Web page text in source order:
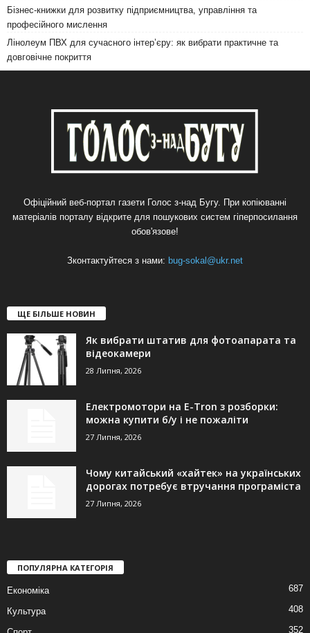
Бізнес-книжки для розвитку підприємництва, управління та
професійного мислення
Лінолеум ПВХ для сучасного інтер’єру: як вибрати практичне та
довговічне покриття
Офіційний веб-портал газети Голос з-над Бугу. При копіюванні
матеріалів порталу відкрите для пошукових систем гіперпосилання
обов'язове!
Зконтактуйтеся з нами: bug-sokal@ukr.net
ЩЕ БІЛЬШЕ НОВИН
Як вибрати штатив для фотоапарата та
відеокамери
28 Липня, 2026
Електромотори на E-Tron з розборки:
можна купити б/у і не пожаліти
27 Липня, 2026
Чому китайський «хайтек» на українських
дорогах потребує втручання програміста
27 Липня, 2026
ПОПУЛЯРНА КАТЕГОРІЯ
Економіка 687
Культура 408
352